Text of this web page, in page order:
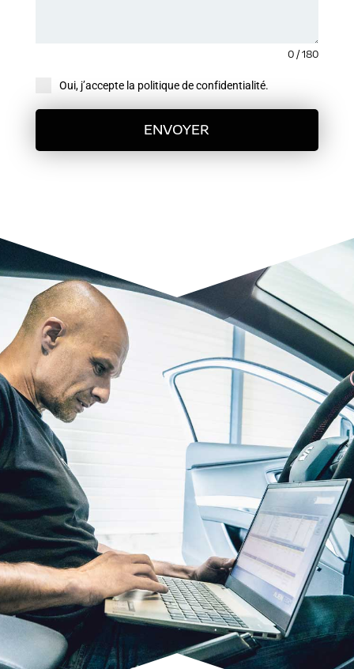
0 / 180
Oui, j’accepte la politique de confidentialité.
ENVOYER